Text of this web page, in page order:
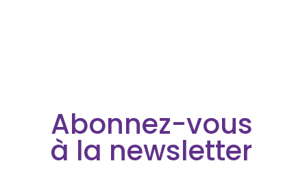
Abonnez-vous
à la newsletter